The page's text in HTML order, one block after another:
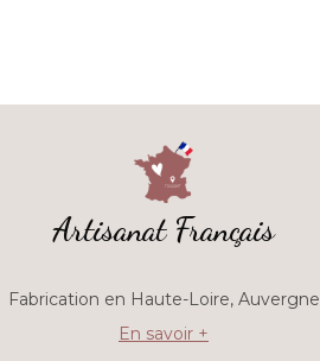
Artisanat Français
Fabrication en Haute-Loire, Auvergne
En savoir +